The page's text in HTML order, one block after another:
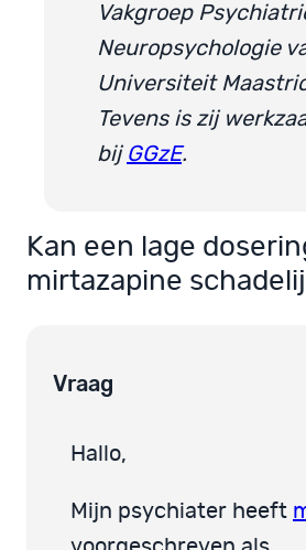
Vakgroep
Neuropsychologie
Universiteit
Tevens is zij
bij GGzE.
Kan een lage
mirtazapine
Vraag
Hallo,
Mijn psychiater heeft